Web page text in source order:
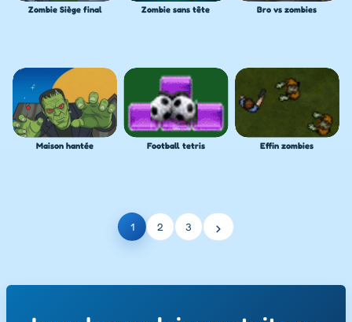
Zombie Siège final Zombie sans tête Bro vs zombies
Maison hantée Football tetris Effin zombies
1 2 3 ›